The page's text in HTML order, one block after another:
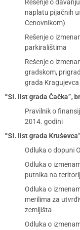
Rešenje o
naplatu pijačnih
Cenovnikom)
Rešenje o
parkiralištima
Rešenje o
gradskom,
grada Kragujevca
“Sl. list grada Čačka”,
Pravilnik o
2014. godini
“Sl. list grada
Odluka o dopuni
Odluka o
putnika na
Odluka o
merilima za
zemljišta
Odluka o